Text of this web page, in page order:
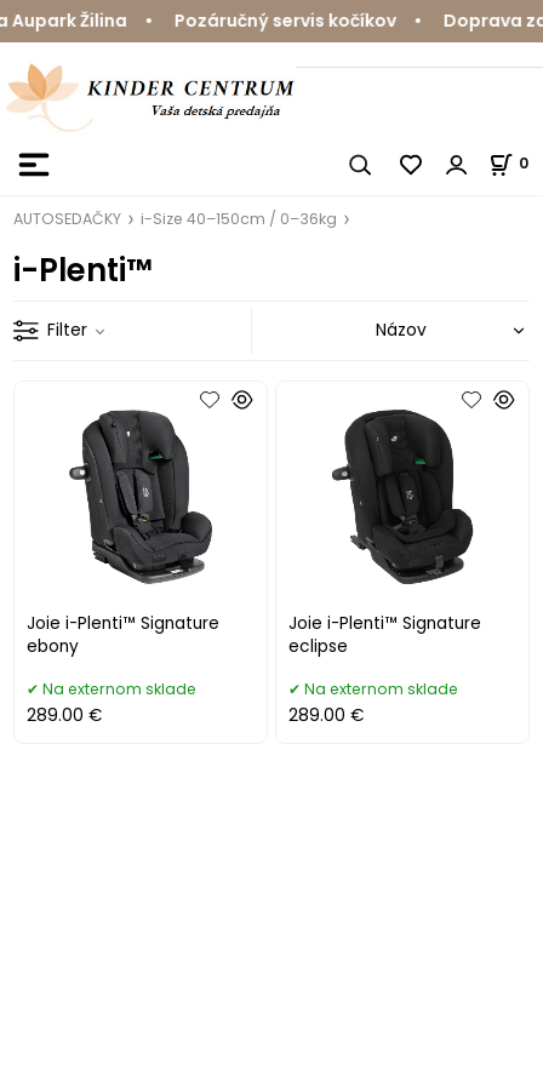
Žilina • Pozáručný servis kočíkov • Doprava
0
AUTOSEDAČKY i-Size 40–150cm / 0–36kg
i-Plenti™
Filter
Joie i-Plenti™ Signature
ebony
Na externom sklade
289.00 €
Joie i-Plenti™ Signature
eclipse
Na externom sklade
289.00 €